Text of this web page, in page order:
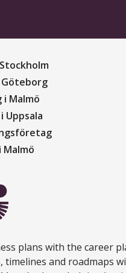
Malmö
Uppsala
plans with the career
timelines and roadmaps